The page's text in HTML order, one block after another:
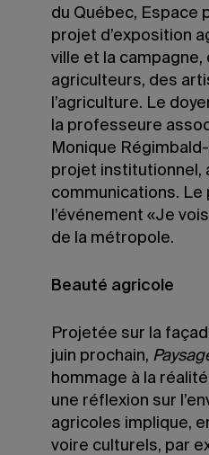
du Québec, Espace
projet d’exposition
ville et la
agriculteurs, des
l’agriculture. Le
la professeure
Monique
projet institutionnel,
communications.
l’événement «Je
de la métropole.
Beauté agricole
Projetée sur la
juin prochain,
hommage à la
une réflexion sur
agricoles implique,
voire culturels, par